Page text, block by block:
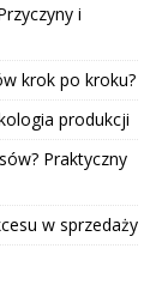
i
krok po kroku?
produkcji
Praktyczny
w sprzedaży